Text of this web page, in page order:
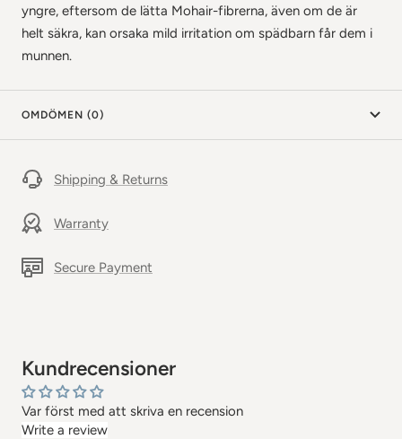
yngre, eftersom de lätta Mohair-fibrerna, även om de är
helt säkra, kan orsaka mild irritation om spädbarn får dem i
munnen.
OMDÖMEN (0)
Shipping & Returns
Warranty
Secure Payment
Kundrecensioner
Var först med att skriva en recension
Write a review